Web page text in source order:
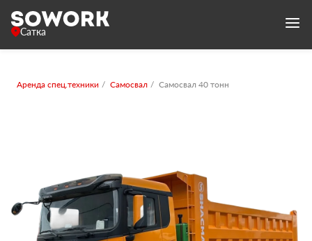
Сатка
Аренда спец.техники Самосвал Самосвал 40 тонн